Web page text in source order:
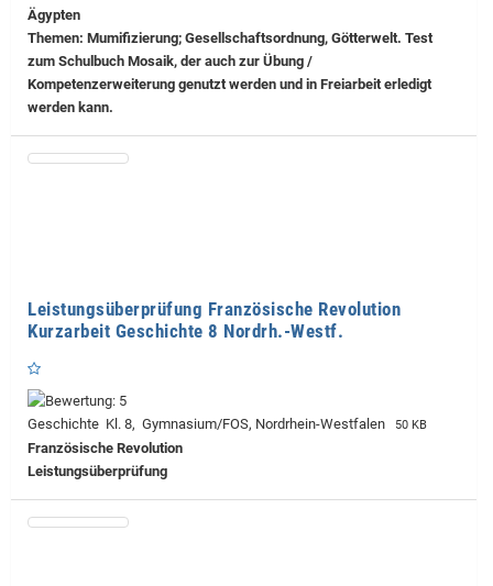
Ägypten
Themen: Mumifizierung; Gesellschaftsordnung, Götterwelt. Test
zum Schulbuch Mosaik, der auch zur Übung /
Kompetenzerweiterung genutzt werden und in Freiarbeit erledigt
werden kann.
Leistungsüberprüfung Französische Revolution
Kurzarbeit Geschichte 8 Nordrh.-Westf.
Geschichte Kl. 8, Gymnasium/FOS, Nordrhein-Westfalen 50 KB
Französische Revolution
Leistungsüberprüfung